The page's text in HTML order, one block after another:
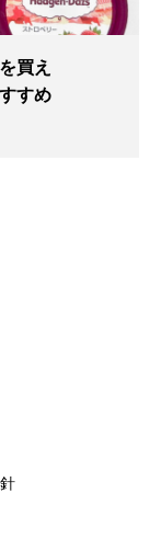
買え
すめ